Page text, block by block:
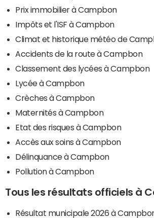
Prix immobilier à Campbon
Impôts et l'ISF à Campbon
Climat et historique météo de
Accidents de la route à Campbon
Classement des lycées à Campbon
Lycée à Campbon
Crèches à Campbon
Maternités à Campbon
Etat des risques à Campbon
Accès aux soins à Campbon
Délinquance à Campbon
Pollution à Campbon
Tous les résultats officiels à
Résultat municipale 2026 à